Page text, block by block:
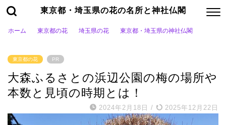
東京都・埼玉県の花の名所と神社仏閣
ホーム 東京都の花 埼玉県の花 東京都・埼玉県の神社仏閣
東京都の花 PR
大森ふるさとの浜辺公園の梅の場所や
本数と見頃の時期とは！
2024年2月18日 / 2025年12月22日